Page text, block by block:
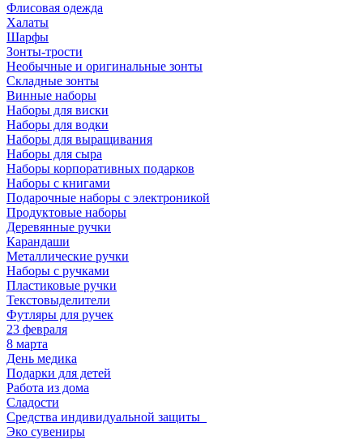
Флисовая одежда
Халаты
Шарфы
Зонты-трости
Необычные и оригинальные зонты
Складные зонты
Винные наборы
Наборы для виски
Наборы для водки
Наборы для выращивания
Наборы для сыра
Наборы корпоративных подарков
Наборы с книгами
Подарочные наборы с электроникой
Продуктовые наборы
Деревянные ручки
Карандаши
Металлические ручки
Наборы с ручками
Пластиковые ручки
Текстовыделители
Футляры для ручек
23 февраля
8 марта
День медика
Подарки для детей
Работа из дома
Сладости
Средства индивидуальной защиты_
Эко сувениры